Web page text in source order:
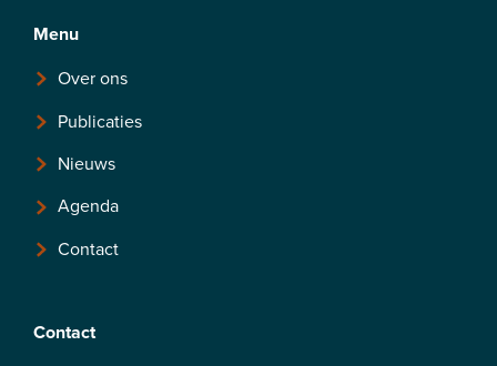
Menu
Over ons
Publicaties
Nieuws
Agenda
Contact
Contact